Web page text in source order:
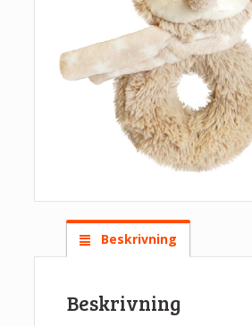
Beskrivning
Beskrivning